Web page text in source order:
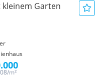
Garten
m²